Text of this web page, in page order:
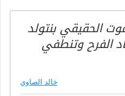
الحقيقي بنتولد
الفرح وتنطفي
خالد الصاوي